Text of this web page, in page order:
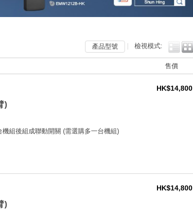
檢視模式:
產品型號
售價
)
組後組成聯動開關 (需選購多一台機組)
HK$14,800
)
HK$14,800